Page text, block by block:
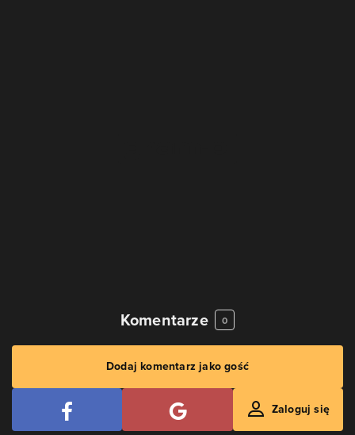
Komentarze 0
Dodaj komentarz jako gość
Zaloguj się